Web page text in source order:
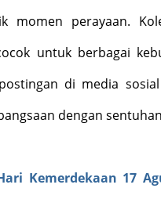
momen perayaan.
untuk berbagai
di media
dengan
Kemerdekaan 17